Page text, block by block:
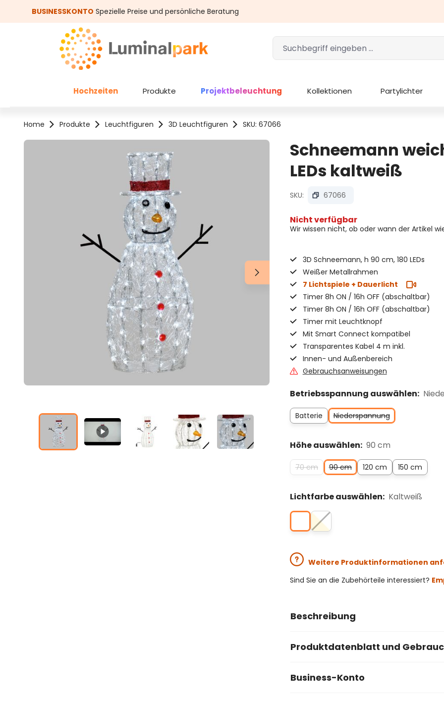
Hauptinhalt springen
Zur Suche springen
BUSINESSKONTO Spezielle Preise und persönliche Beratung
Hochzeiten Produkte Projektbeleuchtung Kollektionen Partylichter
Home Produkte Leuchtfiguren 3D Leuchtfiguren SKU: 67066
Bildergalerie überspringen
Schneemann
LEDs kaltweiß
SKU: 67066
Nicht verfügbar
Wir wissen nicht, ob oder wann der Artikel
3D Schneemann, h 90 cm, 180 LEDs
Weißer Metallrahmen
7 Lichtspiele + Dauerlicht
Timer 8h ON / 16h OFF (abschaltbar)
Timer 8h ON / 16h OFF (abschaltbar)
Timer mit Leuchtknopf
Mit Smart Connect kompatibel
Transparentes Kabel 4 m inkl.
Innen- und Außenbereich
Gebrauchsanweisungen
Betriebsspannung auswählen:
Batterie Niederspannung
Höhe auswählen: 90 cm
70 cm 90 cm 120 cm 150 cm
Lichtfarbe auswählen: Kaltweiß
Weitere Produktinformationen
Sind Sie an die Zubehörteile interessiert?
Beschreibung
Produktdatenblatt und
Business-Konto